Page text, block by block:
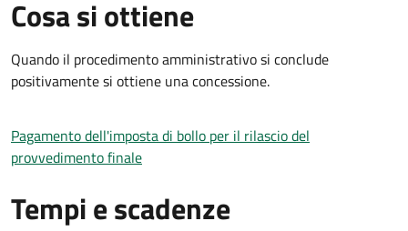
Cosa si ottiene
Quando il procedimento amministrativo si conclude
positivamente si ottiene una concessione.
Pagamento dell'imposta di bollo per il rilascio del
provvedimento finale
Tempi e scadenze